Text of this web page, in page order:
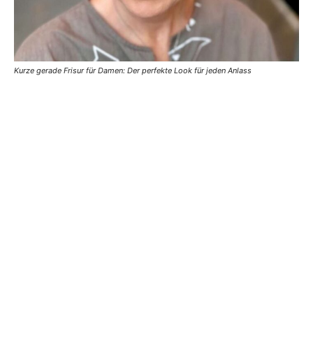
Kurze gerade Frisur für Damen: Der perfekte Look für jeden Anlass